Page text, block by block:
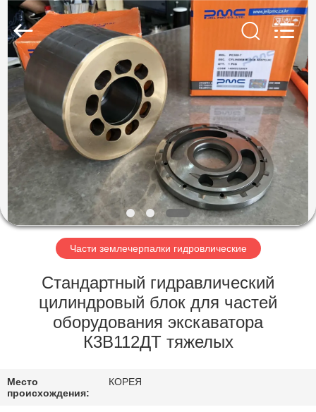
ДОМ
ПРОДУКТЫ
О
НАС
ПУТЕШЕСТВИЕ
ФАБРИКИ
ПРОВЕРКА
КАЧЕСТВА
МЫ
Taiming
Hydraulic
Technology
Co.,
Ltd.
Rights
Reserved.
Части землечерпалки гидровлические
Стандартный гидравлический
цилиндровый блок для частей
оборудования экскаватора
К3В112ДТ тяжелых
Место
происхождения:
КОРЕЯ